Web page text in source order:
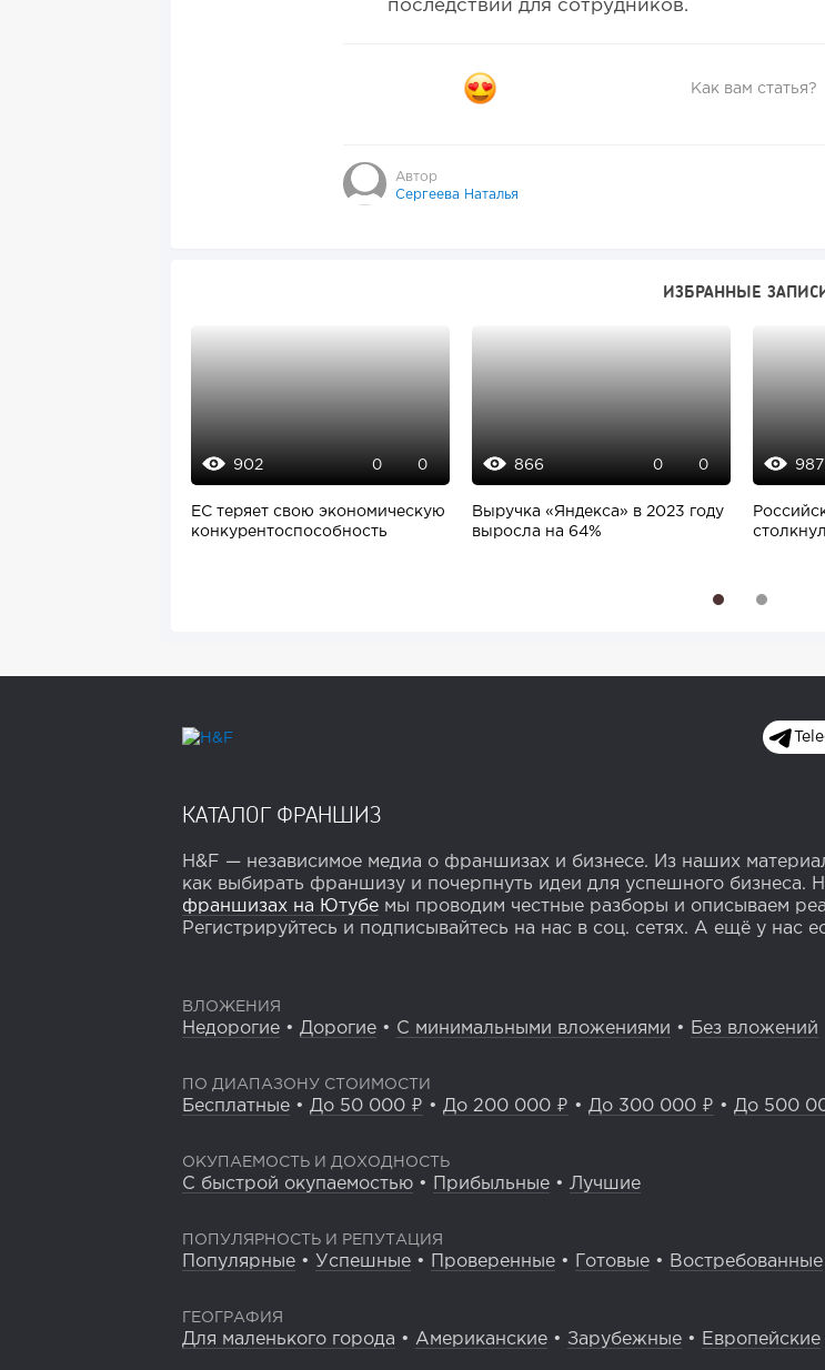
последствий для сотрудников.
Как вам статья?
Автор
Сергеева Наталья
ИЗБРАННЫЕ
902 0 0
ЕС теряет свою экономическую
конкурентоспособность
866 0 0
Выручка «Яндекса» в 2023 году
выросла на 64%
987
2
КАТАЛОГ ФРАНШИЗ
H&F — независимое медиа о франшизах и бизнесе. Из наших
как выбирать франшизу и почерпнуть идеи для успешного бизнеса.
франшизах на Ютубе мы проводим честные разборы и описываем
Регистрируйтесь и подписывайтесь на нас в соц. сетях. А ещё у нас
ВЛОЖЕНИЯ
Недорогие • Дорогие • С минимальными вложениями • Без вложений
ПО ДИАПАЗОНУ СТОИМОСТИ
Бесплатные • До 50 000 ₽ • До 200 000 ₽ • До 300 000 ₽ • До 500
ОКУПАЕМОСТЬ И ДОХОДНОСТЬ
С быстрой окупаемостью • Прибыльные • Лучшие
ПОПУЛЯРНОСТЬ И РЕПУТАЦИЯ
Популярные • Успешные • Проверенные • Готовые • Востребованные
ГЕОГРАФИЯ
Для маленького города • Американские • Зарубежные • Европейские